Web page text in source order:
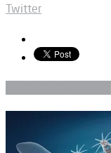
Twitter